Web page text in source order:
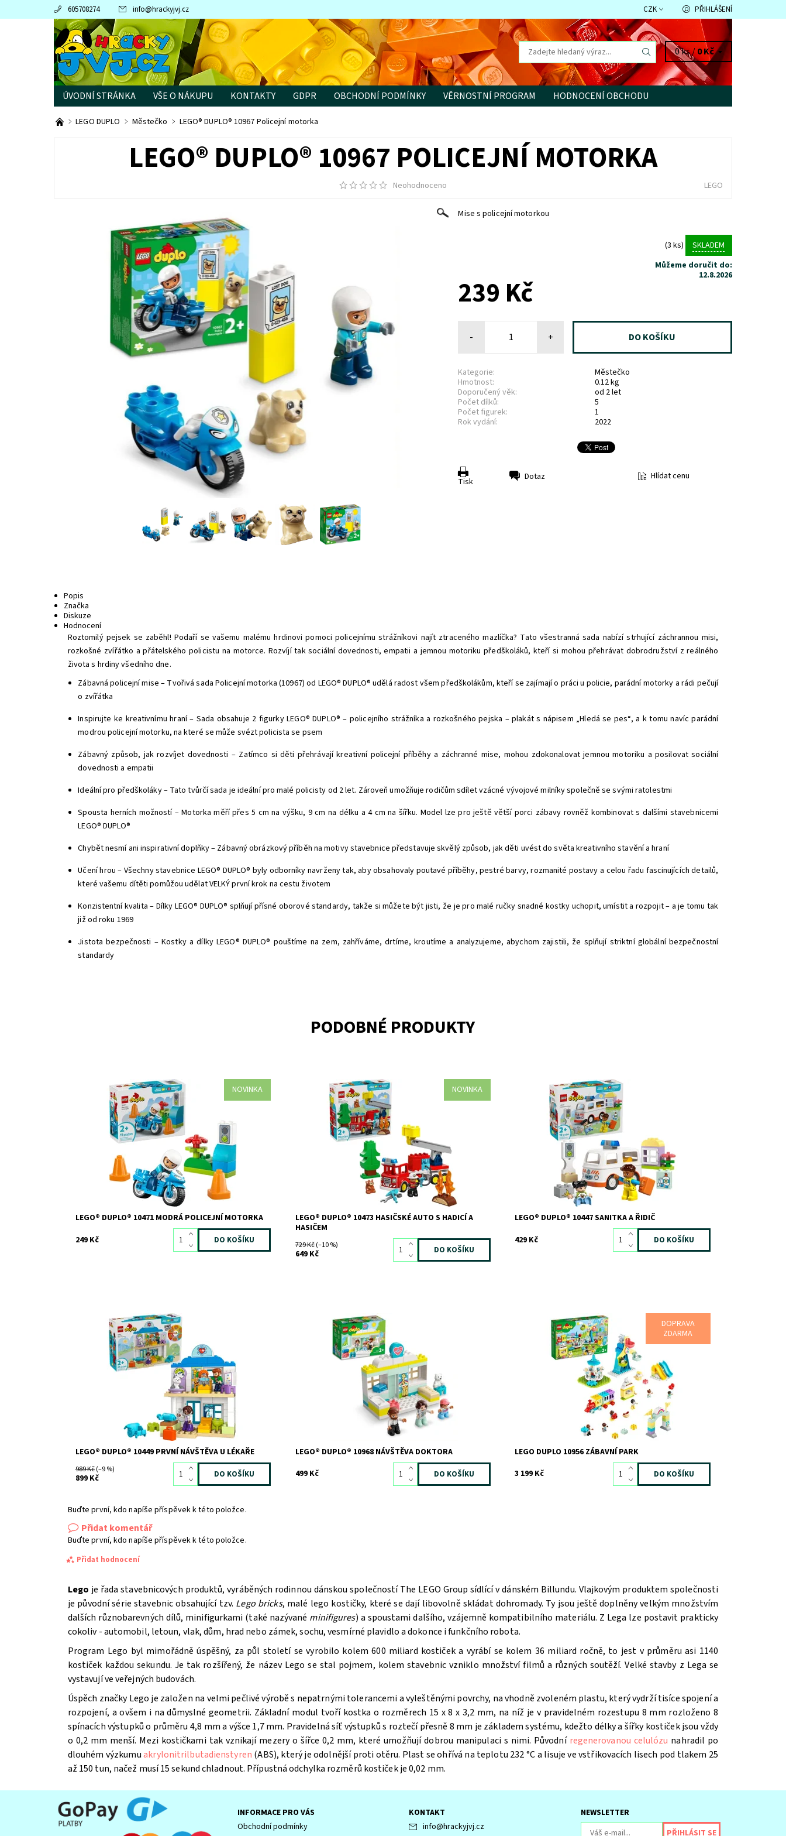
605708274 info@hrackyjvj.cz CZK PŘIHLÁŠENÍ
0 ks /0 Kč
ÚVODNÍ STRÁNKA VŠE O NÁKUPU KONTAKTY GDPR OBCHODNÍ PODMÍNKY VĚRNOSTNÍ PROGRAM
HODNOCENÍ OBCHODU
PRODÁVANÉ ZNAČKY
LEGO DUPLO Městečko LEGO® DUPLO® 10967 Policejní motorka
LEGO® DUPLO® 10967 POLICEJNÍ MOTORKA
Neohodnoceno LEGO
Mise s policejní motorkou
(3 ks)
SKLADEM
Můžeme doručit do:
12.8.2026
239 Kč
- +
Kategorie:
Městečko
Hmotnost:
0.12 kg
Doporučený věk:
od 2 let
Počet dílků:
5
Počet figurek:
1
Rok vydání:
2022
Tisk Dotaz Hlídat cenu
Popis
Značka
Diskuze
Hodnocení
Roztomilý pejsek se zaběhl! Podaří se vašemu malému hrdinovi pomoci policejnímu strážníkovi najít ztraceného mazlíčka? Tato všestranná sada nabízí strhující záchrannou misi,
rozkošné zvířátko a přátelského policistu na motorce. Rozvíjí tak sociální dovednosti, empatii a jemnou motoriku předškoláků, kteří si mohou přehrávat dobrodružství z reálného
života s hrdiny všedního dne.
Zábavná policejní mise – Tvořivá sada Policejní motorka (10967) od LEGO® DUPLO® udělá radost všem předškolákům, kteří se zajímají o práci u policie, parádní motorky a rádi pečují
o zvířátka
Inspirujte ke kreativnímu hraní – Sada obsahuje 2 figurky LEGO® DUPLO® – policejního strážníka a rozkošného pejska – plakát s nápisem „Hledá se pes“, a k tomu navíc parádní
modrou policejní motorku, na které se může svézt policista se psem
Zábavný způsob, jak rozvíjet dovednosti – Zatímco si děti přehrávají kreativní policejní příběhy a záchranné mise, mohou zdokonalovat jemnou motoriku a posilovat sociální
dovednosti a empatii
Ideální pro předškoláky – Tato tvůrčí sada je ideální pro malé policisty od 2 let. Zároveň umožňuje rodičům sdílet vzácné vývojové milníky společně se svými ratolestmi
Spousta herních možností – Motorka měří přes 5 cm na výšku, 9 cm na délku a 4 cm na šířku. Model lze pro ještě větší porci zábavy rovněž kombinovat s dalšími stavebnicemi
LEGO® DUPLO®
Chybět nesmí ani inspirativní doplňky – Zábavný obrázkový příběh na motivy stavebnice představuje skvělý způsob, jak děti uvést do světa kreativního stavění a hraní
Učení hrou – Všechny stavebnice LEGO® DUPLO® byly odborníky navrženy tak, aby obsahovaly poutavé příběhy, pestré barvy, rozmanité postavy a celou řadu fascinujících detailů,
které vašemu dítěti pomůžou udělat VELKÝ první krok na cestu životem
Konzistentní kvalita – Dílky LEGO® DUPLO® splňují přísné oborové standardy, takže si můžete být jisti, že je pro malé ručky snadné kostky uchopit, umístit a rozpojit – a je tomu tak
již od roku 1969
Jistota bezpečnosti – Kostky a dílky LEGO® DUPLO® pouštíme na zem, zahříváme, drtíme, kroutíme a analyzujeme, abychom zajistili, že splňují striktní globální bezpečnostní
standardy
PODOBNÉ PRODUKTY
NOVINKA
Dopřejte dětem od 2 let bleskovou zábavu se
stavebnicí LEGO® DUPLO® Město Modrá policejní
motorka (10471). S touto vzdělávací hračkou si malé
děti budou hrát na to, že pomáhají v komunitě, a vyrazí
s policistkou na hlídku na silnicích na parádní motorce...
Dostupnost:
>3
LEGO
LEGO® DUPLO® 10471 MODRÁ POLICEJNÍ MOTORKA
249 Kč
NOVINKA
Dopřejte malým dětem od 2 let zábavné hraní na hasiče
s hračkou LEGO® DUPLO® Město Hasičské auto s hadicí
a hasičem (10473). Tato hasičská hračka se pyšní celou
řadou funkcí a prvků, jako je ohebná hadice, strom a
figurka veverky LEGO DUPLO.
Skladem>3
12758
LEGO
LEGO® DUPLO® 10473 HASIČSKÉ AUTO S HADICÍ A
HASIČEM
729 Kč(–10 %)
649 Kč
Děti se s touto nápaditou stavebnicí učí hrou – hrají si na
situaci ze skutečného života
Dostupnost:
Skladem>3
12096
LEGO
LEGO® DUPLO® 10447 SANITKA A ŘIDIČ
429 Kč
Kreativní stavebnice s doktorem pro malé děti
Dostupnost:
Skladem2
12099
LEGO
LEGO® DUPLO® 10449 PRVNÍ NÁVŠTĚVA U LÉKAŘE
989 Kč(–9 %)
899 Kč
Uveďte děti do zábavného prostředí kliniky. Skvělý
způsob, jak je připravit na další návštěvu u doktora.
Dostupnost:
Skladem1
9756
LEGO
LEGO® DUPLO® 10968 NÁVŠTĚVA DOKTORA
499 Kč
DOPRAVA
ZDARMA
Švanda s rodinou v zábavním parku
Dostupnost:
Skladem1
8596
LEGO
LEGO DUPLO 10956 ZÁBAVNÍ PARK
3 199 Kč
Buďte první, kdo napíše příspěvek k této položce.
Přidat komentář
Buďte první, kdo napíše příspěvek k této položce.
Přidat hodnocení
Souhlasím seZpracováním osobních údajů.
Lego je řada stavebnicových produktů, vyráběných rodinnou dánskou společností The LEGO Group sídlící v dánském Billundu. Vlajkovým produktem společnosti
je původní série stavebnic obsahující tzv. Lego bricks, malé lego kostičky, které se dají libovolně skládat dohromady. Ty jsou ještě doplněny velkým množstvím
dalších různobarevných dílů, minifigurkami (také nazývané minifigures) a spoustami dalšího, vzájemně kompatibilního materiálu. Z Lega lze postavit prakticky
cokoliv - automobil, letoun, vlak, dům, hrad nebo zámek, sochu, vesmírné plavidlo a dokonce i funkčního robota.
Program Lego byl mimořádně úspěšný, za půl století se vyrobilo kolem 600 miliard kostiček a vyrábí se kolem 36 miliard ročně, to jest v průměru asi 1140
kostiček každou sekundu. Je tak rozšířený, že název Lego se stal pojmem, kolem stavebnic vzniklo množství filmů a různých soutěží. Velké stavby z Lega se
vystavují ve veřejných budovách.
Úspěch značky Lego je založen na velmi pečlivé výrobě s nepatrnými tolerancemi a vyleštěnými povrchy, na vhodně zvoleném plastu, který vydrží tisíce spojení a
rozpojení, a ovšem i na důmyslné geometrii. Základní modul tvoří kostka o rozměrech 15 x 8 x 3,2 mm, na níž je v pravidelném rozestupu 8 mm rozloženo 8
spínacích výstupků o průměru 4,8 mm a výšce 1,7 mm. Pravidelná síť výstupků s roztečí přesně 8 mm je základem systému, kdežto délky a šířky kostiček jsou vždy
o 0,2 mm menší. Mezi kostičkami tak vznikají mezery o šířce 0,2 mm, které umožňují dobrou manipulaci s nimi. Původní regenerovanou celulózu nahradil po
dlouhém výzkumuakrylonitrilbutadienstyren (ABS), který je odolnější proti otěru. Plast se ohřívá na teplotu 232 °C a lisuje ve vstřikovacích lisech pod tlakem 25
až 150 tun, načež musí 15 sekund chladnout. Přípustná odchylka rozměrů kostiček je 0,02 mm.
INFORMACE PRO VÁS
Obchodní podmínky
KONTAKT
info@hrackyjvj.cz
NEWSLETTER